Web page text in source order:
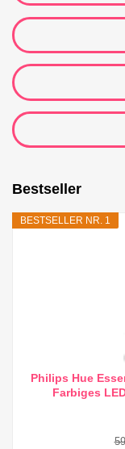
Bestseller
BESTSELLER NR. 1
Philips Hue
Farbiges